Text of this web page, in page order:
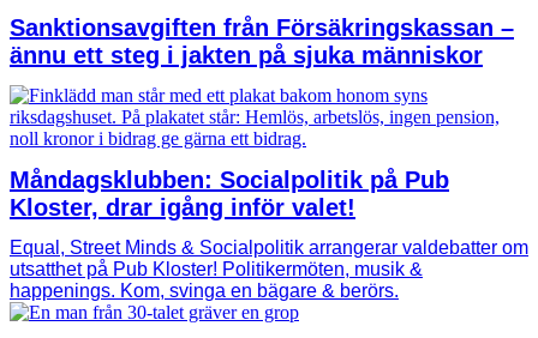
Sanktionsavgiften från Försäkringskassan –
ännu ett steg i jakten på sjuka människor
Måndagsklubben: Socialpolitik på Pub
Kloster, drar igång inför valet!
Equal, Street Minds & Socialpolitik arrangerar valdebatter om
utsatthet på Pub Kloster! Politikermöten, musik &
happenings. Kom, svinga en bägare & berörs.